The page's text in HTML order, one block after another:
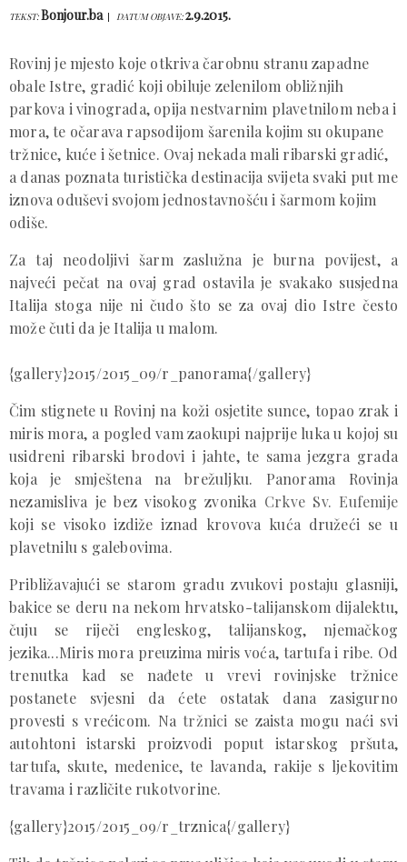
TEKST:Bonjour.ba DATUM OBJAVE:2.9.2015.
Rovinj je mjesto koje otkriva čarobnu stranu zapadne
obale Istre, gradić koji obiluje zelenilom obližnjih
parkova i vinograda, opija nestvarnim plavetnilom neba i
mora, te očarava rapsodijom šarenila kojim su okupane
tržnice, kuće i šetnice. Ovaj nekada mali ribarski gradić,
a danas poznata turistička destinacija svijeta svaki put me
iznova oduševi svojom jednostavnošću i šarmom kojim
odiše.
Za taj neodoljivi šarm zaslužna je burna povijest, a
najveći pečat na ovaj grad ostavila je svakako susjedna
Italija stoga nije ni čudo što se za ovaj dio Istre često
može čuti da je Italija u malom.
{gallery}2015/2015_09/r_panorama{/gallery}
Čim stignete u Rovinj na koži osjetite sunce, topao zrak i
miris mora, a pogled vam zaokupi najprije luka u kojoj su
usidreni ribarski brodovi i jahte, te sama jezgra grada
koja je smještena na brežuljku. Panorama Rovinja
nezamisliva je bez visokog zvonika Crkve Sv. Eufemije
koji se visoko izdiže iznad krovova kuća družeći se u
plavetnilu s galebovima.
Približavajući se starom gradu zvukovi postaju glasniji,
bakice se deru na nekom hrvatsko-talijanskom dijalektu,
čuju se riječi engleskog, talijanskog, njemačkog
jezika...Miris mora preuzima miris voća, tartufa i ribe. Od
trenutka kad se nađete u vrevi rovinjske tržnice
postanete svjesni da ćete ostatak dana zasigurno
provesti s vrećicom. Natržnici se zaista mogu naći svi
autohtoni istarski proizvodi poput istarskog pršuta,
tartufa, skute, medenice, te lavanda, rakije s ljekovitim
travama i različite rukotvorine.
{gallery}2015/2015_09/r_trznica{/gallery}